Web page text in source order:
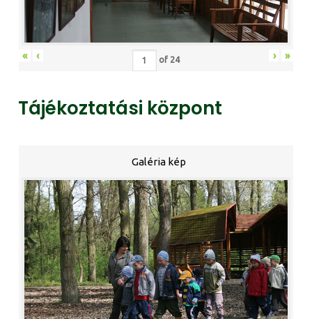
« ‹ of 24 › »
Tájékoztatási központ
Galéria kép